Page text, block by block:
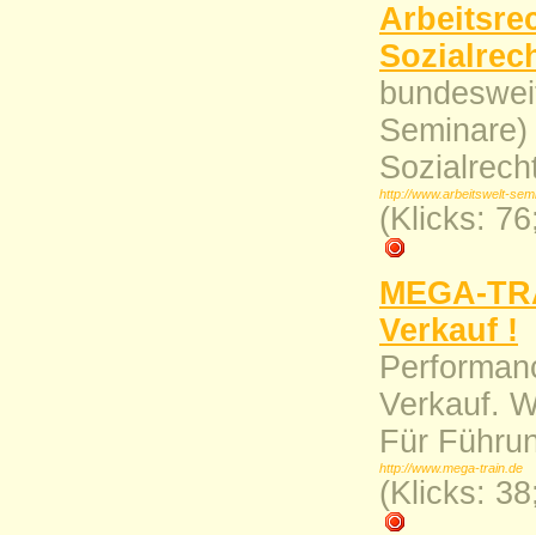
http://www.arbeitswelt-
(Klicks:
MEGA-
Verkauf !
Verkauf.
Für
http://www.mega-train.de
(Klicks: